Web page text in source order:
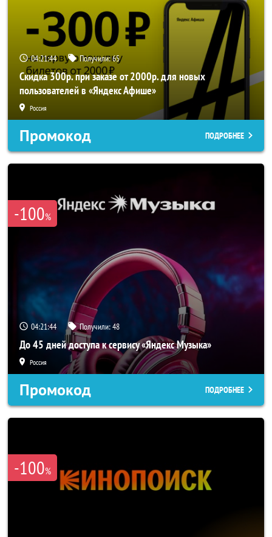
04:21:44 Получили:65
Скидка 300р. при заказе от 2000р. для новых
пользователей в «Яндекс Афише»
Россия
Промокод ПОДРОБНЕЕ
-100%
04:21:44 Получили:48
До 45 дней доступа к сервису «Яндекс Музыка»
Россия
Промокод ПОДРОБНЕЕ
-100%